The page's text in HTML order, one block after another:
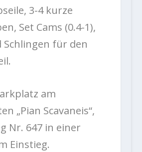
3-4 kurze
Set Cams (0.4-1),
Schlingen für den
am
„Pian Scavaneis“,
Nr. 647 in einer
Einstieg.